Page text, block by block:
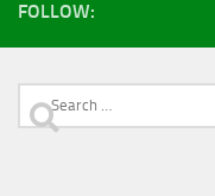
FOLLOW:
Search